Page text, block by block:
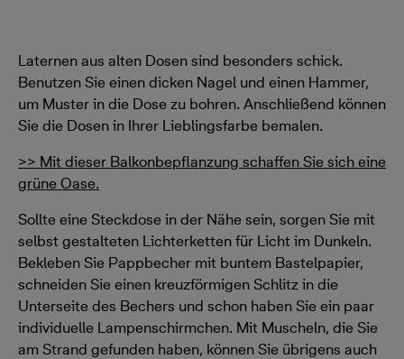
Laternen aus alten Dosen sind besonders schick.
Benutzen Sie einen dicken Nagel und einen Hammer,
um Muster in die Dose zu bohren. Anschließend können
Sie die Dosen in Ihrer Lieblingsfarbe bemalen.
>> Mit dieser Balkonbepflanzung schaffen Sie sich eine
grüne Oase.
Sollte eine Steckdose in der Nähe sein, sorgen Sie mit
selbst gestalteten Lichterketten für Licht im Dunkeln.
Bekleben Sie Pappbecher mit buntem Bastelpapier,
schneiden Sie einen kreuzförmigen Schlitz in die
Unterseite des Bechers und schon haben Sie ein paar
individuelle Lampenschirmchen. Mit Muscheln, die Sie
am Strand gefunden haben, können Sie übrigens auch